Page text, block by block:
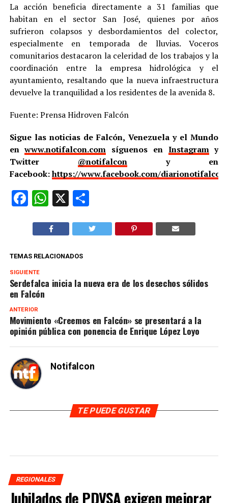
La acción beneficia directamente a 31 familias que
habitan en el sector San José, quienes por años
sufrieron colapsos y desbordamientos del colector,
especialmente en temporada de lluvias. Voceros
comunitarios destacaron la celeridad de los trabajos y la
coordinación entre la empresa hidrológica y el
ayuntamiento, resaltando que la nueva infraestructura
devuelve la tranquilidad a los residentes de la avenida 8.
Fuente: Prensa Hidroven Falcón
Sigue las noticias de Falcón, Venezuela y el Mundo
enwww.notifalcon.com síguenos en Instagramy
Twitter @notifalcony en
Facebook:https://www.facebook.com/
Facebook
WhatsApp
X Compartir
TEMAS RELACIONADOS
SIGUIENTE
Serdefalca inicia la nueva era de los desechos sólidos
en Falcón
ANTERIOR
Movimiento «Creemos en Falcón» se presentará a la
opinión pública con ponencia de Enrique López Loyo
Notifalcon
TE PUEDE GUSTAR
REGIONALES
Jubilados de PDVSA exigen mejorar